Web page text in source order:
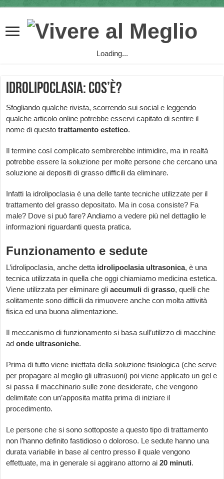
Loading...
Idrolipoclasia: cos’è?
Sfogliando qualche rivista, scorrendo sui social e leggendo
qualche articolo online potrebbe esservi capitato di sentire il
nome di questotrattamento estetico.
Il termine così complicato sembrerebbe intimidire, ma in realtà
potrebbe essere la soluzione per molte persone che cercano una
soluzione ai depositi di grasso difficili da eliminare.
Infatti la idrolipoclasia è una delle tante tecniche utilizzate per il
trattamento del grasso depositato. Ma in cosa consiste? Fa
male? Dove si può fare? Andiamo a vedere più nel dettaglio le
informazioni riguardanti questa pratica.
Funzionamento e sedute
L’idrolipoclasia, anche detta idrolipoclasia ultrasonica, è una
tecnica utilizzata in quella che oggi chiamiamo medicina estetica.
Viene utilizzata per eliminare gliaccumuli digrasso, quelli che
solitamente sono difficili da rimuovere anche con molta attività
fisica ed una buona alimentazione.
Il meccanismo di funzionamento si basa sull’utilizzo di macchine
adonde ultrasoniche.
Prima di tutto viene iniettata della soluzione fisiologica (che serve
per propagare al meglio gli ultrasuoni) poi viene applicato un gel e
si passa il macchinario sulle zone desiderate, che vengono
delimitate con un’apposita matita prima di iniziare il
procedimento.
Le persone che si sono sottoposte a questo tipo di trattamento
non l’hanno definito fastidioso o doloroso. Le sedute hanno una
durata variabile in base al centro presso il quale vengono
effettuate, ma in generale si aggirano attorno ai20 minuti.